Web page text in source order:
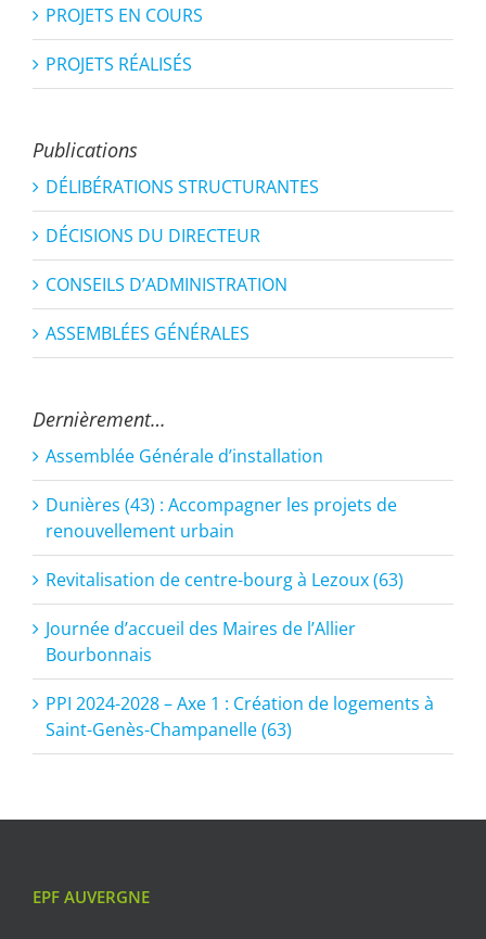
PROJETS EN COURS
PROJETS RÉALISÉS
Publications
DÉLIBÉRATIONS STRUCTURANTES
DÉCISIONS DU DIRECTEUR
CONSEILS D’ADMINISTRATION
ASSEMBLÉES GÉNÉRALES
Dernièrement…
Assemblée Générale d’installation
Dunières (43) : Accompagner les projets de
renouvellement urbain
Revitalisation de centre-bourg à Lezoux (63)
Journée d’accueil des Maires de l’Allier
Bourbonnais
PPI 2024-2028 – Axe 1 : Création de logements à
Saint-Genès-Champanelle (63)
EPF AUVERGNE